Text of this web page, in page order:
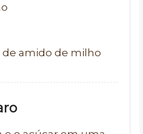
de amido de milho